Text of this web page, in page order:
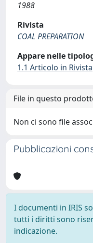
1988
Rivista
COAL PREPARATION
Appare nelle
1.1 Articolo in Rivista
File in questo
Non ci sono file
Pubblicazioni
I documenti in IRIS
tutti i diritti sono
indicazione.